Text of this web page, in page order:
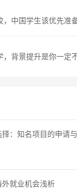
，中国学生该优先准
，背景提升是你一定
：知名项目的申请
就业机会浅析